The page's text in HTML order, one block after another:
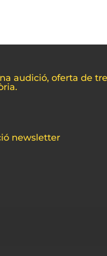
audició, oferta de
newsletter